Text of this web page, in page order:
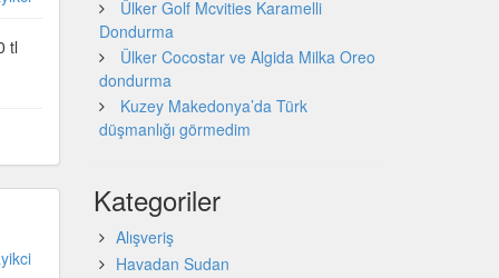
tl
Ülker Golf Mcvities Karamelli
Dondurma
Ülker Cocostar ve Algida Milka Oreo
dondurma
Kuzey Makedonya’da Türk
düşmanlığı görmedim
Kategoriler
Alışveriş
Havadan Sudan